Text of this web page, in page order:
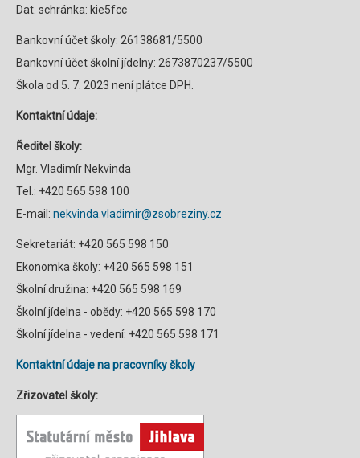
Dat. schránka: kie5fcc
Bankovní účet školy: 26138681/5500
Bankovní účet školní jídelny: 2673870237/5500
Škola od 5. 7. 2023 není plátce DPH.
Kontaktní údaje:
Ředitel školy:
Mgr. Vladimír Nekvinda
Tel.: +420 565 598 100
E-mail: nekvinda.vladimir@zsobreziny.cz
Sekretariát: +420 565 598 150
Ekonomka školy: +420 565 598 151
Školní družina: +420 565 598 169
Školní jídelna - obědy: +420 565 598 170
Školní jídelna - vedení: +420 565 598 171
Kontaktní údaje na pracovníky školy
Zřizovatel školy: